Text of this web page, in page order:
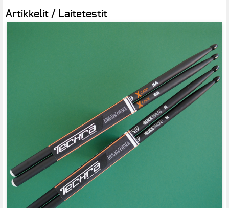
Artikkelit / Laitetestit